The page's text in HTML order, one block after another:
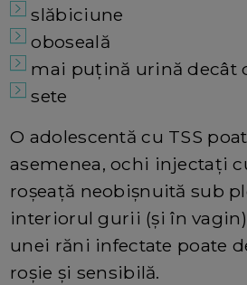
slăbiciune
oboseală
mai puțină urină decât
sete
O adolescentă cu TSS
asemenea, ochi injectați
roșeață neobișnuită sub
interiorul gurii (și în
unei răni infectate poate
roșie și sensibilă.